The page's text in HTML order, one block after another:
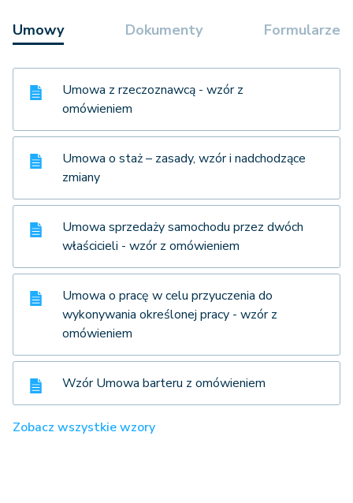
Umowy Dokumenty Formularze
Umowa z rzeczoznawcą - wzór z
omówieniem
Umowa o staż – zasady, wzór i nadchodzące
zmiany
Umowa sprzedaży samochodu przez dwóch
właścicieli - wzór z omówieniem
Umowa o pracę w celu przyuczenia do
wykonywania określonej pracy - wzór z
omówieniem
Wzór Umowa barteru z omówieniem
Zobacz wszystkie wzory